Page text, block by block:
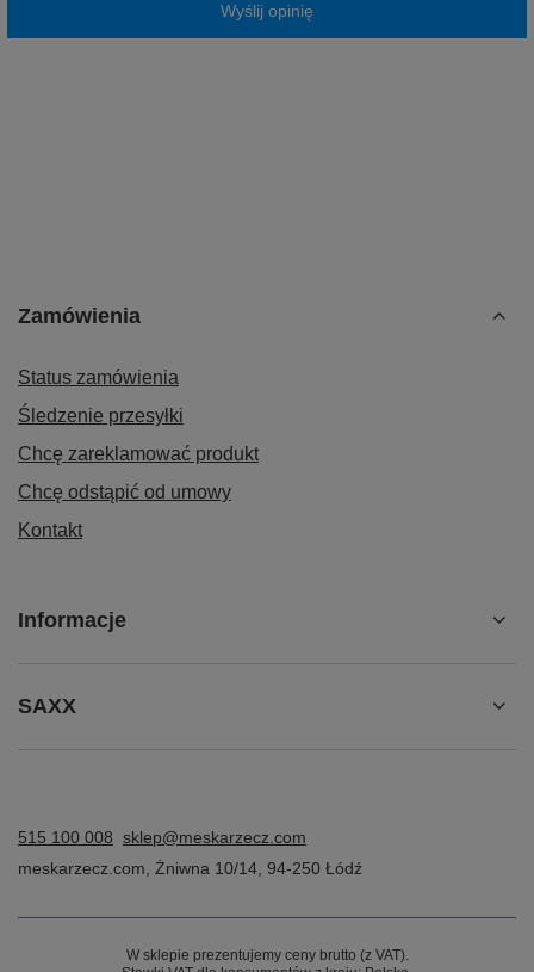
Wyślij opinię
Zamówienia
Status zamówienia
Śledzenie przesyłki
Chcę zareklamować produkt
Chcę odstąpić od umowy
Kontakt
Informacje
SAXX
515 100 008 sklep@meskarzecz.com
meskarzecz.com
Żniwna 10/14 94-250 Łódź
W sklepie prezentujemy ceny brutto (z VAT).